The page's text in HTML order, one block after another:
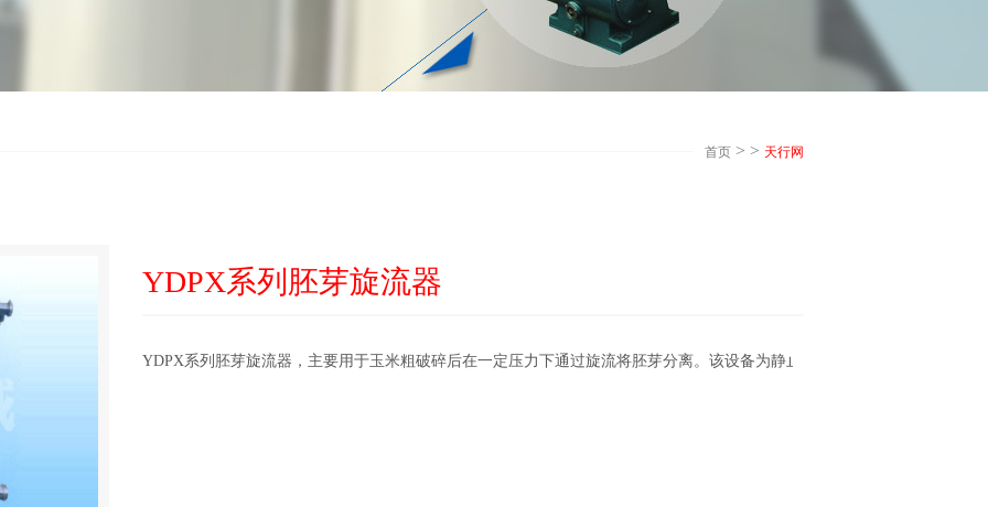
首页 > > 天行网
YDPX系列胚芽旋流器
YDPX系列胚芽旋流器，主要用于玉米粗破碎后在一定压力下通过旋流将胚芽分离。该设备为静止设备，结构简单，安装方